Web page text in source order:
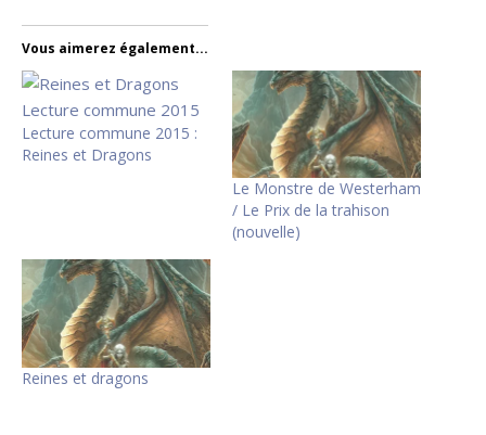
Vous aimerez également...
Lecture commune 2015 :
Reines et Dragons
Le Monstre de Westerham
/ Le Prix de la trahison
(nouvelle)
Reines et dragons